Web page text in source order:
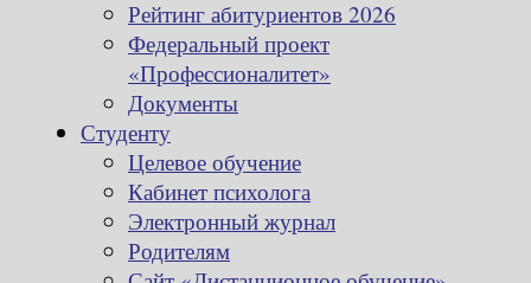
Рейтинг абитуриентов 2026
Федеральный проект
«Профессионалитет»
Документы
Студенту
Целевое обучение
Кабинет психолога
Электронный журнал
Родителям